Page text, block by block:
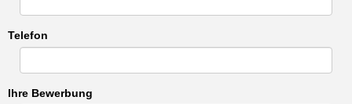
Telefon
Ihre Bewerbung